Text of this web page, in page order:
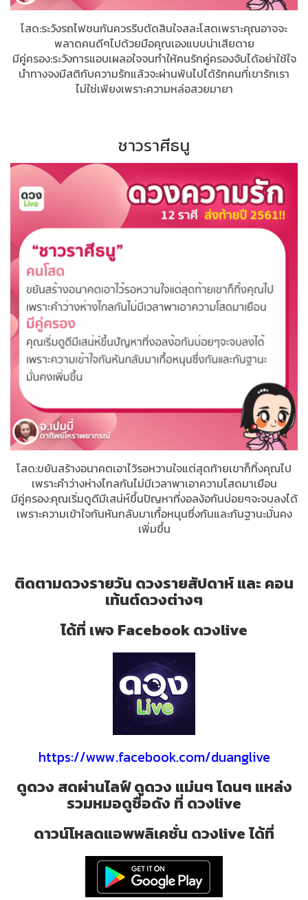
โสด:ระวังรถไฟชนกันควรรีบตัดสินใจสละโสดเพราะคุณอาจจะ
พลาดคนดีๆไปด้วยมือคุณเองแบบน่าเสียดาย
มีคู่ครอง:ระวังการแอบเผลอใจจนทำให้คนรักคู่ครองจับได้อย่าใช้ใจ
นำทางจงมีสติกับความรักแล้วจะผ่านพ้นไปได้รักคนที่เขารักเรา
ไม่ใช่เพียงเพราะความหล่อสวยมายา
ชาวราศีธนู
โสด:ขยันสร้างอนาคตเอาไว้รอหวานใจแต่สุดท้ายเขาก็ทิ้งคุณไป
เพราะคำว่างห่างไกลกันไม่มีเวลา​พาเอาความโสดมาเยือน
มีคู่ครอง:คุณเริ่มดูดีมีเสน่ห์ขึ้นปัญหาที่งอลง้อกันบ่อยๆจะจบลงได้
เพราะความเข้าใจกันหันกลับมาเกื้อหนุนซึ่งกันและกันฐานะมั่นคง
เพิ่มขึ้น
ติดตามดวงรายวัน ดวงรายสัปดาห์ และ คอน
เท้นต์ดวงต่างๆ
ได้ที่ เพจ Facebook ดวงlive
https://www.facebook.com/duanglive
ดูดวง สดผ่านไลฟ์ ดูดวง แม่นๆ โดนๆ แหล่ง
รวมหมอดูชื่อดัง ที่ ดวงlive
ดาวน์โหลดแอพพลิเคชั่น ดวงlive ได้ที่